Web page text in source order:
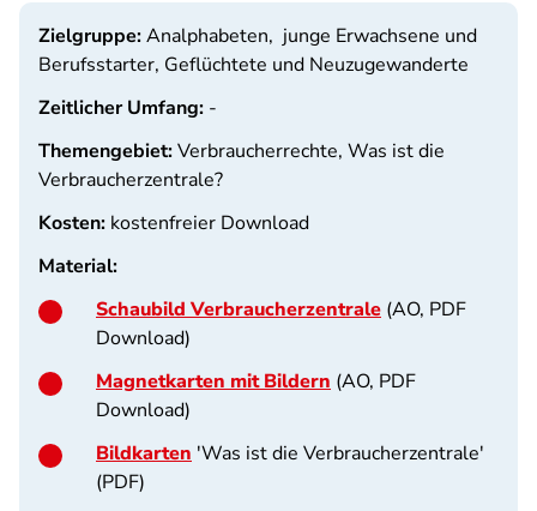
Zielgruppe:Analphabeten, junge Erwachsene und
Berufsstarter, Geflüchtete und Neuzugewanderte
Zeitlicher Umfang: -
Themengebiet:Verbraucherrechte, Was ist die
Verbraucherzentrale?
Kosten: kostenfreier Download
Material:
Schaubild Verbraucherzentrale (AO, PDF
Download)
Magnetkarten mit Bildern (AO, PDF
Download)
Bildkarten 'Was ist die Verbraucherzentrale'
(PDF)